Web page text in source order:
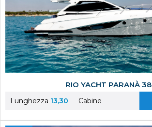
RIO YACHT PARANÀ 38
Lunghezza 13,30 Cabine